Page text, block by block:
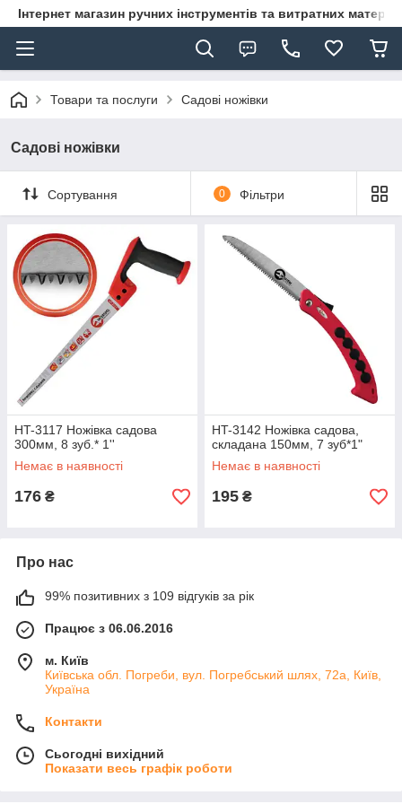
Інтернет магазин ручних інструментів та витратних
Товари та послуги Садові ножівки
Садові ножівки
Сортування 0 Фільтри
HT-3117 Ножівка садова
300мм, 8 зуб.* 1''
Немає в наявності
176 ₴
HT-3142 Ножівка садова,
складана 150мм, 7 зуб*1"
Немає в наявності
195 ₴
Про нас
99% позитивних з 109 відгуків за рік
Працює з 06.06.2016
м. Київ
Київська обл. Погреби, вул. Погребський шлях, 72а, Київ,
Україна
Контакти
Сьогодні вихідний
Показати весь графік роботи